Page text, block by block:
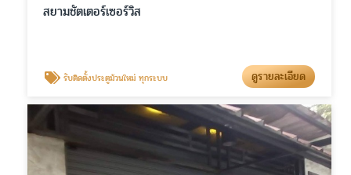
สยามชัตเตอร์เซอร์วิส
รับติดตั้งประตูม้วนใหม่ ทุกระบบ ดูรายละเอียด